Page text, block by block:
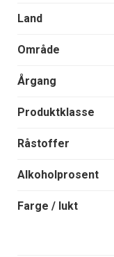
Land
Område
Årgang
Produktklasse
Råstoffer
Alkoholprosent
Farge / lukt